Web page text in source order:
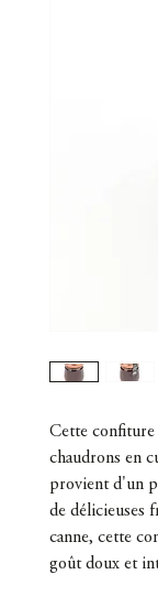
Cette confiture
chaudrons en
provient d'un
de délicieuses
canne, cette
goût doux et